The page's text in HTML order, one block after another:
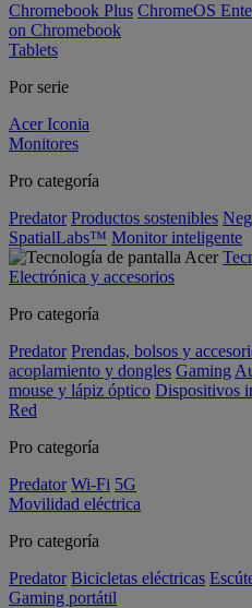
Chromebook Plus ChromeOS
on Chromebook
Tablets
Por serie
Acer Iconia
Monitores
Pro categoría
Predator Productos sostenibles
SpatialLabs™ Monitor inteligente
Electrónica y accesorios
Pro categoría
Predator Prendas, bolsos y
acoplamiento y dongles Gaming
mouse y lápiz óptico Dispositivos
Red
Pro categoría
Predator Wi-Fi 5G
Movilidad eléctrica
Pro categoría
Predator Bicicletas eléctricas
Gaming portátil